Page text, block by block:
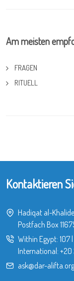
Am meisten
FRAGEN
RITUELL
Kontaktieren
Hadiqat al-
Postfach Box
Within Egypt: 107|
International: +20
ask@dar-alifta.org